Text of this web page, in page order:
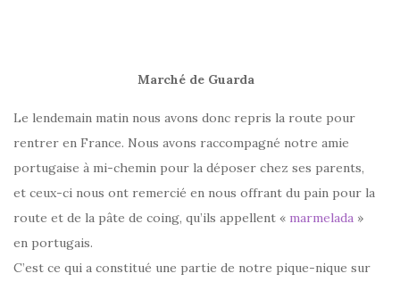
Marché de Guarda
Le lendemain matin nous avons donc repris la route pour
rentrer en France. Nous avons raccompagné notre amie
portugaise à mi-chemin pour la déposer chez ses parents,
et ceux-ci nous ont remercié en nous offrant du pain pour la
route et de la pâte de coing, qu’ils appellent « marmelada »
en portugais.
C’est ce qui a constitué une partie de notre pique-nique sur